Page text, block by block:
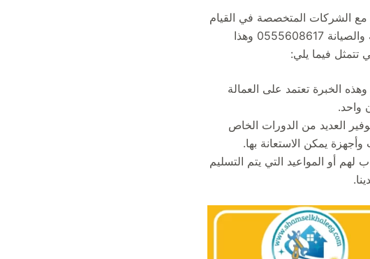
مع الشركات المتخصصة في القيام
على تنظيفه، وعند البحث الكثير لا تجد أفضل من مؤسسة شمس الخليج للنظافة والصيانة 0555608617 وهذا
تتمثل فيما يلي:
الخبرة تعتمد على العمالة
واحد.
العديد من الدورات الخاص
يمكن الاستعانة بها.
لهم أو المواعيد التي يتم التسليم